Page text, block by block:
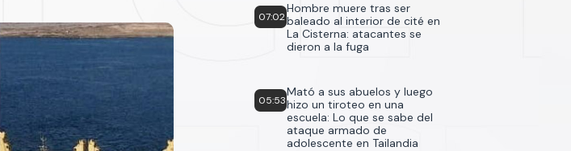
07:02
Hombre muere tras ser
baleado al interior de cité en
La Cisterna: atacantes se
dieron a la fuga
05:53
Mató a sus abuelos y luego
hizo un tiroteo en una
escuela: Lo que se sabe del
ataque armado de
adolescente en Tailandia